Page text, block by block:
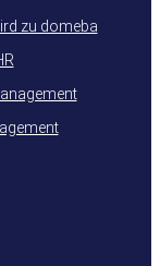
zu domeba